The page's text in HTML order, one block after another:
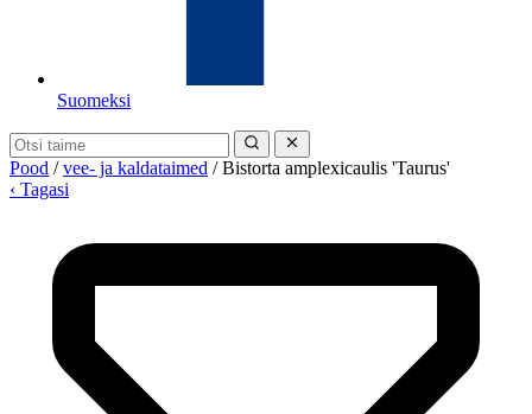
Suomeksi
Pood / vee- ja kaldataimed / Bistorta amplexicaulis 'Taurus'
‹ Tagasi